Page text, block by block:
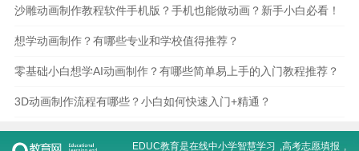
沙雕动画制作教程软件手机版？手机也能做动画？新手小白必看！
想学动画制作？有哪些专业和学校值得推荐？
零基础小白想学AI动画制作？有哪些简单易上手的入门教程推荐？
3D动画制作流程有哪些？小白如何快速入门+精通？
EDUC教育是在线中小学智慧学习 ,高考志愿填报 ,